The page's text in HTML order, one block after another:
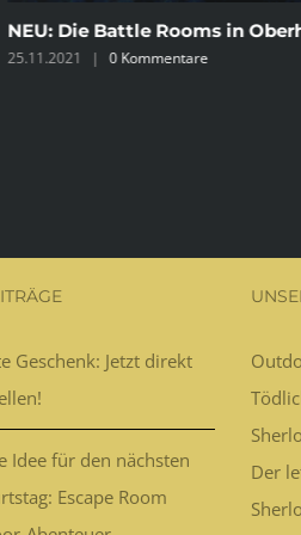
NEU: Die Battle Rooms in
25.11.2021 | 0 Kommentare
Geschenk: Jetzt direkt
Idee für den nächsten
Escape Room
Der